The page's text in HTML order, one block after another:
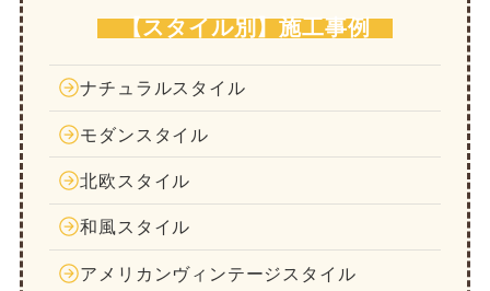
【スタイル別】施工事例
ナチュラルスタイル
モダンスタイル
北欧スタイル
和風スタイル
アメリカンヴィンテージスタイル